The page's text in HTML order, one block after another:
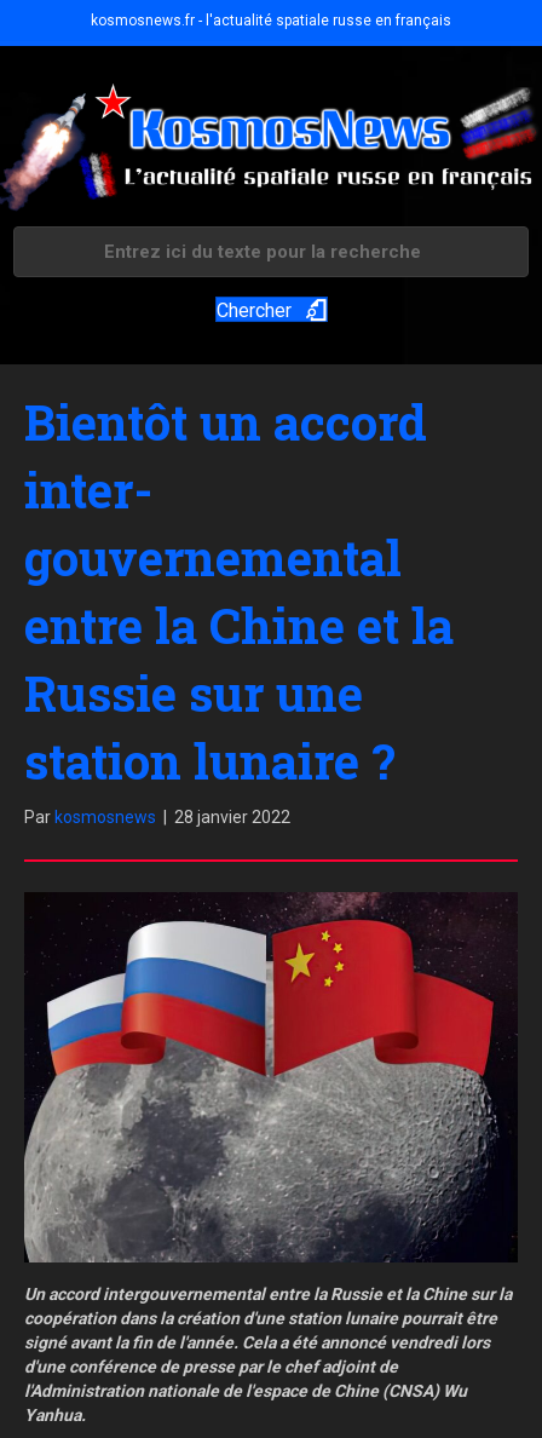
kosmosnews.fr - l'actualité spatiale russe en français
Chercher
Bientôt un accord
inter-
gouvernemental
entre la Chine et la
Russie sur une
station lunaire ?
Par kosmosnews 28 janvier 2022
Un accord intergouvernemental entre la Russie et la Chine sur la
coopération dans la création d'une station lunaire pourrait être
signé avant la fin de l'année. Cela a été annoncé vendredi lors
d'une conférence de presse par le chef adjoint de
l'Administration nationale de l'espace de Chine (CNSA) Wu
Yanhua.